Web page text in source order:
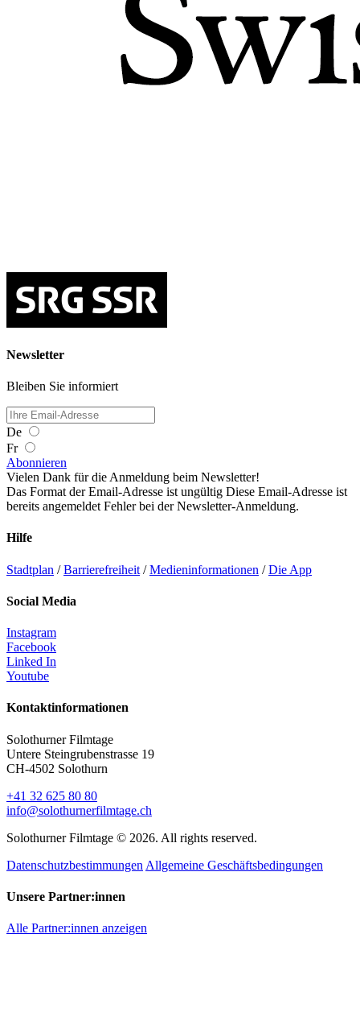
Newsletter
Bleiben Sie informiert
De
Fr
Abonnieren
Vielen Dank für die Anmeldung beim Newsletter!
Das Format der Email-Adresse ist ungültig Diese Email-Adresse ist
bereits angemeldet Fehler bei der Newsletter-Anmeldung.
Hilfe
Stadtplan /Barrierefreiheit /Medieninformationen /Die App
Social Media
Instagram
Facebook
Linked In
Youtube
Kontaktinformationen
Solothurner Filmtage
Untere Steingrubenstrasse 19
CH-4502 Solothurn
+41 32 625 80 80
info@solothurnerfilmtage.ch
Solothurner Filmtage © 2026. All rights reserved.
Datenschutzbestimmungen Allgemeine Geschäftsbedingungen
Unsere Partner:innen
Alle Partner:innen anzeigen